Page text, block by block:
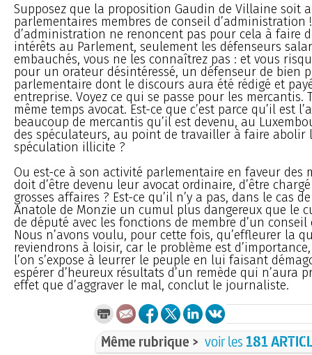
Supposez que la proposition Gaudin de Villaine soit
parlementaires membres de conseil d’administration
d’administration ne renoncent pas pour cela à faire
intérêts au Parlement, seulement les défenseurs
embauchés, vous ne les connaîtrez pas : et vous
pour un orateur désintéressé, un défenseur de bien
parlementaire dont le discours aura été rédigé et
entreprise. Voyez ce qui se passe pour les mercantis.
même temps avocat. Est-ce que c’est parce qu’il est
beaucoup de mercantis qu’il est devenu, au
des spéculateurs, au point de travailler à faire abolir
spéculation illicite ?
Ou est-ce à son activité parlementaire en faveur des
doit d’être devenu leur avocat ordinaire, d’être
grosses affaires ? Est-ce qu’il n’y a pas, dans le cas
Anatole de Monzie un cumul plus dangereux que le
de député avec les fonctions de membre d’un
Nous n’avons voulu, pour cette fois, qu’effleurer la
reviendrons à loisir, car le problème est
l’on s’expose à leurrer le peuple en lui faisant
espérer d’heureux résultats d’un remède qui n’aura
effet que d’aggraver le mal, conclut le journaliste.
Même rubrique > voir les 181